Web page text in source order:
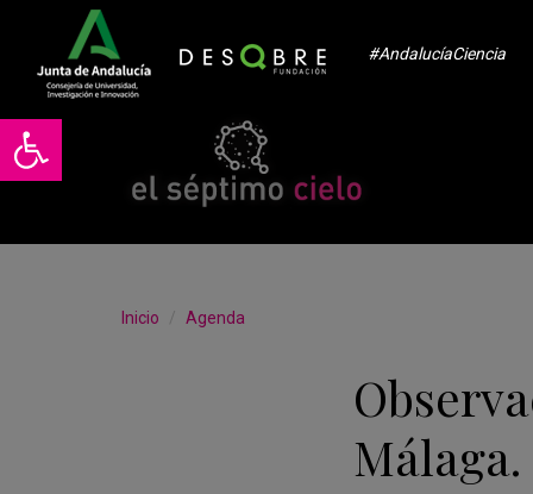
Abrir barra de herramientas
#AndalucíaCiencia
Inicio Agenda
Málaga.